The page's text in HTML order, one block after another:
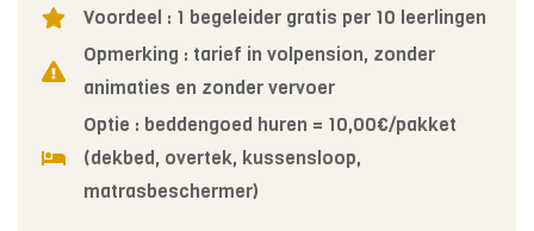
Voordeel : 1 begeleider gratis per 10 leerlingen
Opmerking : tarief in volpension, zonder
animaties en zonder vervoer
Optie : beddengoed huren = 10,00€/pakket
(dekbed, overtek, kussensloop,
matrasbeschermer)